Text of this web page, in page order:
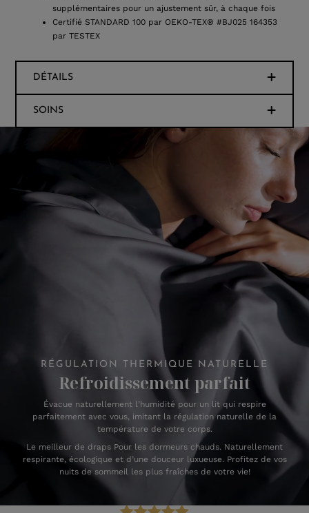
supplémentaires pour un ajustement sûr, à chaque fois
Certifié STANDARD 100 par OEKO-TEX® #BJ025 164353
par TESTEX
DÉTAILS
SOINS
RÉGULATION THERMIQUE NATURELLE
Refroidissement parfait
Évacue naturellement l’humidité pour un lit qui respire
parfaitement avec vous, imitant la régulation naturelle de la
température de votre corps.
Le meilleur de draps Pour les dormeurs chauds. Naturellement
respirante, écologique et d’une douceur luxueuse. Profitez de vos
nuits de sommeil les plus fraîches de votre vie!